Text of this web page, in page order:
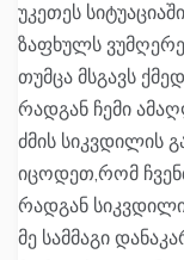
უკეთეს
ზაფხულს
თუმცა მსგავს
რადგან ჩემი
ძმის სიკვდილის
იცოდეთ,რომ
რადგან
მე სამმაგი